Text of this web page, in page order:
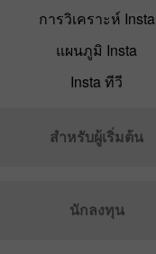
การวิเคราะห์ Insta
แผนภูมิ Insta
Insta ทีวี
สำหรับผู้เริ่มต้น
นักลงทุน